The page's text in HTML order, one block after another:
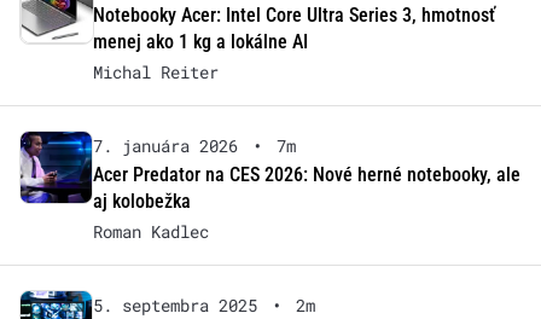
Notebooky Acer: Intel Core Ultra Series 3, hmotnosť
menej ako 1 kg a lokálne AI
Michal Reiter
7. januára 2026 •
7m
Acer Predator na CES 2026: Nové herné notebooky, ale
aj kolobežka
Roman Kadlec
5. septembra 2025 •
2m